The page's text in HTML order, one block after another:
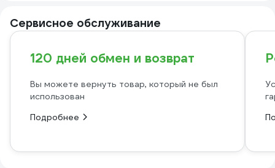
Сервисное обслуживание
120 дней обмен и возврат
Вы можете вернуть товар, который не был
использован
Подробнее